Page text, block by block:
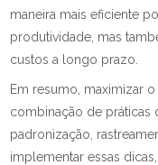
maneira mais eficiente
produtividade, mas
custos a longo prazo.
Em resumo, maximizar
combinação de práticas
padronização,
implementar essas